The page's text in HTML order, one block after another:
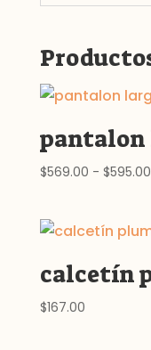
pantalon
$569.00 - $595.00
calcetín
$167.00